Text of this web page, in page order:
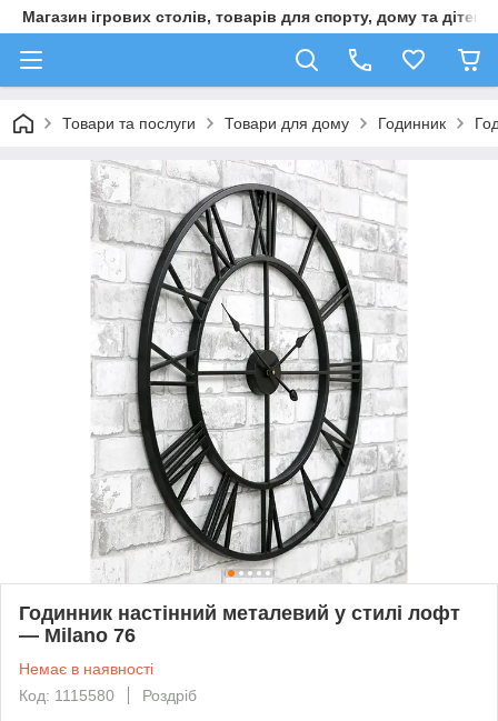
Магазин ігрових столів, товарів для спорту, дому та дітей
Товари та послуги Товари для дому Годинник
Годинник настінний металевий у стилі лофт
— Milano 76
Немає в наявності
Код: 1115580
Роздріб